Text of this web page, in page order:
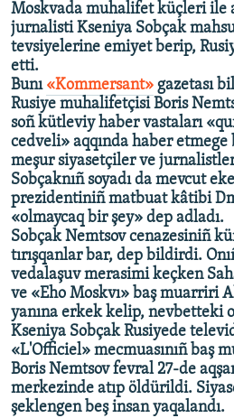
QOŞULIÑIZ!
RFE/RS bütün saytları
Moskvada muhalifet küçleri ile
jurnalisti Kseniya Sobçak
tevsiyelerine emiyet berip,
etti.
Bunı «Kommersant» gazetası
Rusiye muhalifetçisiBoris
soñ kütleviy haber vastaları
cedveli» aqqında haber etmege
meşur siyasetçiler ve
Sobçaknıñ soyadı da mevcut
prezidentiniñ matbuat kâtibi
«olmaycaq bir şey» dep adladı.
Sobçak Nemtsov cenazesiniñ
tırışqanlar bar, dep bildirdi.
vedalaşuv merasimi keçken
ve «Eho Moskvı» baş muarriri
yanına erkek kelip, nevbetteki o
Kseniya Sobçak Rusiyede
«L'Officiel» mecmuasınıñ baş
BorisNemtsov fevral 27-de
merkezinde atıp öldürildi.
şeklengen beş insan yaqalandı.